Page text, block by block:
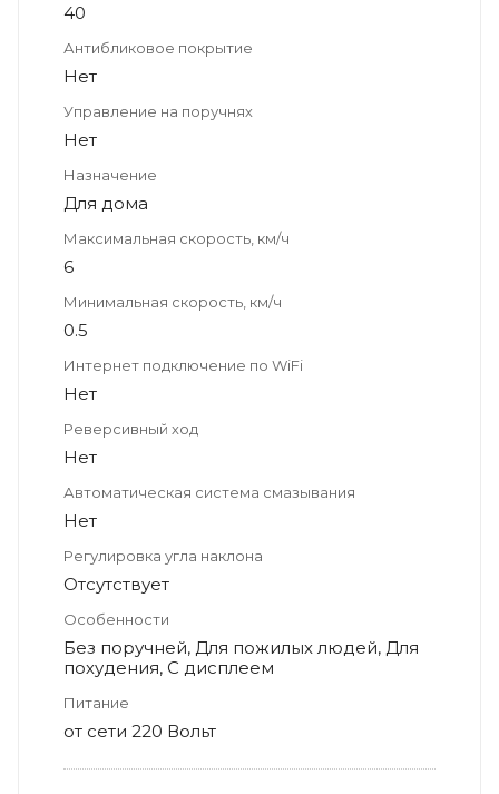
40
Антибликовое покрытие
Нет
Управление на поручнях
Нет
Назначение
Для дома
Максимальная скорость, км/ч
6
Минимальная скорость, км/ч
0.5
Интернет подключение по WiFi
Нет
Реверсивный ход
Нет
Автоматическая система смазывания
Нет
Регулировка угла наклона
Отсутствует
Особенности
Без поручней, Для пожилых людей, Для
похудения, С дисплеем
Питание
от сети 220 Вольт